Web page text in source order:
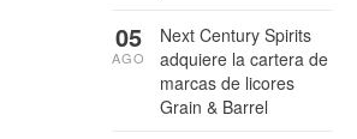
Next Century Spirits
adquiere la cartera de
marcas de licores
Grain & Barrel
05
AGO